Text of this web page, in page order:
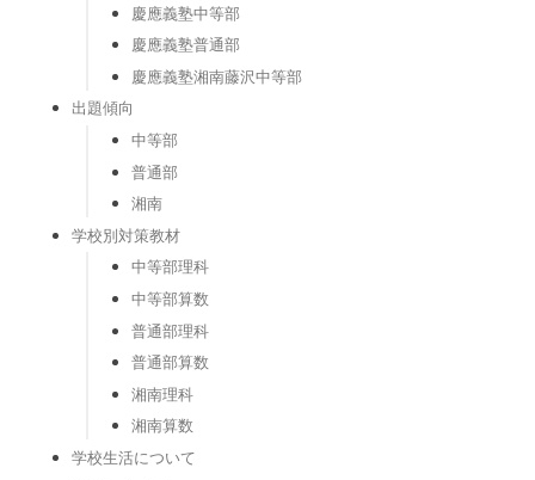
慶應義塾中等部
慶應義塾普通部
慶應義塾湘南藤沢中等部
出題傾向
中等部
普通部
湘南
学校別対策教材
中等部理科
中等部算数
普通部理科
普通部算数
湘南理科
湘南算数
学校生活について